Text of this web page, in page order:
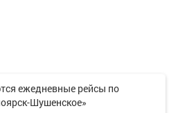
ежедневные рейсы по
Шушенское»